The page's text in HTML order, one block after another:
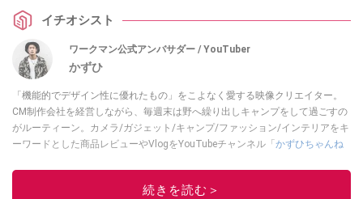
ェックしてみてください。
イチオシスト
ワークマン公式アンバサダー / YouTuber
かずひ
「機能的でデザイン性に優れたもの」をこよなく愛する映像クリエイター。
CM制作会社を経営しながら、毎週末は野へ繰り出しキャンプをして過ごすの
がルーティーン。カメラ/ガジェット/キャンプ/ファッション/インテリアをキ
ーワードとした商品レビューやVlogをYouTubeチャンネル「 かずひちゃんね
ん である。
続きを読む＞